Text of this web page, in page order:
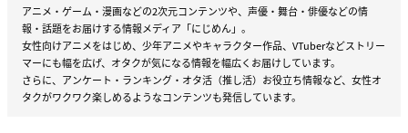
アニメ・ゲーム・漫画などの2次元コンテンツや、声優・舞台・俳優などの情
報・話題をお届けする情報メディア「にじめん」。
女性向けアニメをはじめ、少年アニメやキャラクター作品、VTuberなどストリー
マーにも幅を広げ、オタクが気になる情報を幅広くお届けしています。
さらに、アンケート・ランキング・オタ活（推し活）お役立ち情報など、女性オ
タクがワクワク楽しめるようなコンテンツも発信しています。